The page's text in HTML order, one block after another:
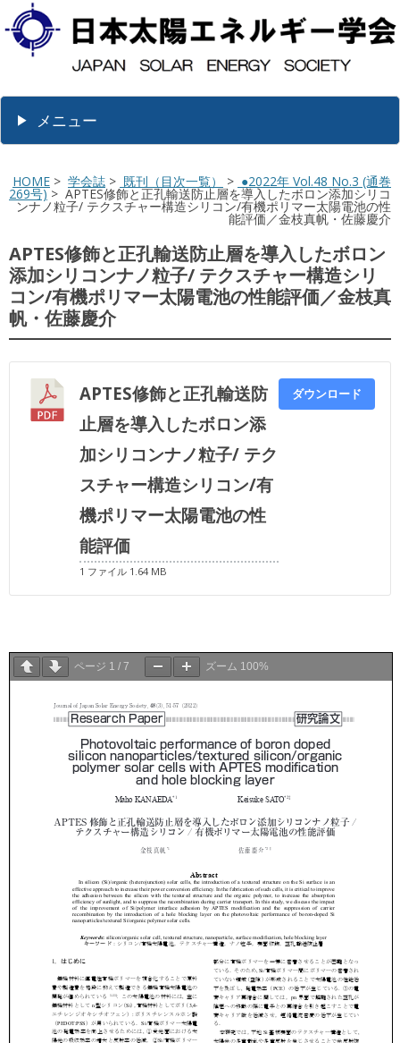
メニュー
HOME > 学会誌 > 既刊（目次一覧） > ●2022年 Vol.48 No.3 (通巻
269号) > APTES修飾と正孔輸送防止層を導入したボロン添加シリコ
ンナノ粒子/ テクスチャー構造シリコン/有機ポリマー太陽電池の性
能評価／金枝真帆・佐藤慶介
APTES修飾と正孔輸送防止層を導入したボロン
添加シリコンナノ粒子/ テクスチャー構造シリ
コン/有機ポリマー太陽電池の性能評価／金枝真
帆・佐藤慶介
APTES修飾と正孔輸送防
止層を導入したボロン添
加シリコンナノ粒子/ テク
スチャー構造シリコン/有
機ポリマー太陽電池の性
能評価
1 ファイル 1.64 MB
ダウンロード
ページ 1 / 7 ズーム 100%